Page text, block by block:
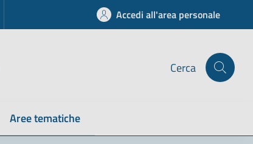
Accedi all'area personale
Cerca
Aree tematiche